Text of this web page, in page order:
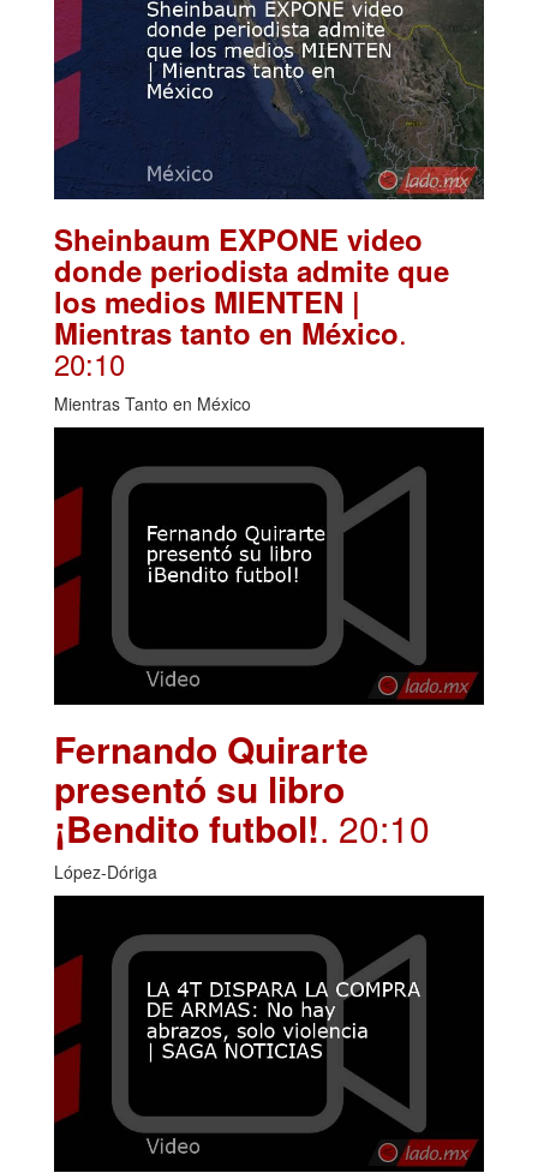
Sheinbaum EXPONE video
donde periodista admite que
los medios MIENTEN |
Mientras tanto en México.
20:10
Mientras Tanto en México
Fernando Quirarte
presentó su libro
¡Bendito futbol!. 20:10
López-Dóriga